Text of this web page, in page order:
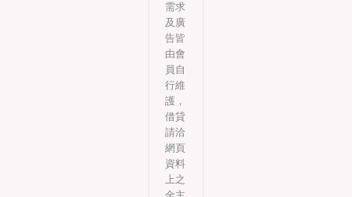
需求
及廣
告皆
由會
員自
行維
護，
借貸
請洽
網頁
資料
上之